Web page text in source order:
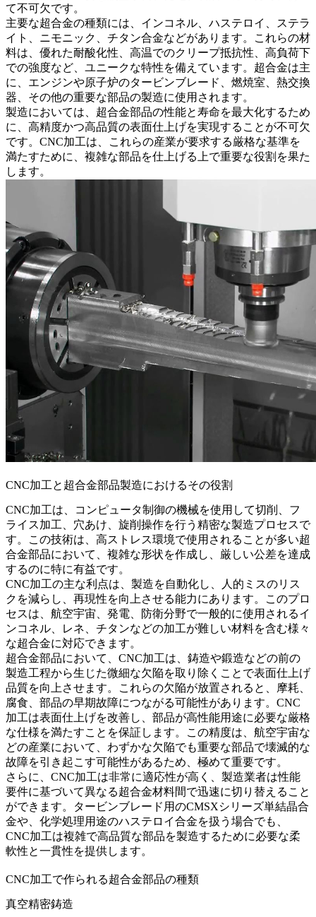
て不可欠です。
主要な超合金の種類には、インコネル、ハステロイ、ステラ
イト、ニモニック、チタン合金などがあります。これらの材
料は、優れた耐酸化性、高温でのクリープ抵抗性、高負荷下
での強度など、ユニークな特性を備えています。超合金は主
に、エンジンや原子炉のタービンブレード、燃焼室、熱交換
器、その他の重要な部品の製造に使用されます。
製造においては、超合金部品の性能と寿命を最大化するため
に、高精度かつ高品質の表面仕上げを実現することが不可欠
です。 CNC加工は、これらの産業が要求する厳格な基準を
満たすために、複雑な部品を仕上げる上で重要な役割を果た
します。
CNC加工と超合金部品製造におけるその役割
CNC加工は、コンピュータ制御の機械を使用して切削、フ
ライス加工、穴あけ、旋削操作を行う精密な製造プロセスで
す。この技術は、高ストレス環境で使用されることが多い超
合金部品において、複雑な形状を作成し、厳しい公差を達成
するのに特に有益です。
CNC加工の主な利点は、製造を自動化し、人的ミスのリス
クを減らし、再現性を向上させる能力にあります。このプロ
セスは、航空宇宙、発電、防衛分野で一般的に使用されるイ
ンコネル
レネ チタンなどの加工が難しい材料を含む様々
な超合金に対応できます。
超合金部品において、CNC加工は、鋳造や鍛造などの前の
製造工程から生じた微細な欠陥を取り除くことで表面仕上げ
品質を向上させます。これらの欠陥が放置されると、摩耗、
腐食、部品の早期故障につながる可能性があります。CNC
加工は表面仕上げを改善し、部品が高性能用途に必要な厳格
な仕様を満たすことを保証します。この精度は、航空宇宙な
どの産業において、わずかな欠陥でも重要な部品で壊滅的な
故障を引き起こす可能性があるため、極めて重要です。
さらに、CNC加工は非常に適応性が高く、製造業者は性能
要件に基づいて異なる超合金材料間で迅速に切り替えること
ができます。タービンブレード用のCMSXシリーズ単結晶合
金や、化学処理用途のハステロイ合金を扱う場合でも、
CNC加工は複雑で高品質な部品を製造するために必要な柔
軟性と一貫性を提供します。
CNC加工で作られる超合金部品の種類
真空精密鋳造